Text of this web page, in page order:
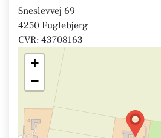
Sneslevvej 69
4250 Fuglebjerg
CVR: 43708163
+
−